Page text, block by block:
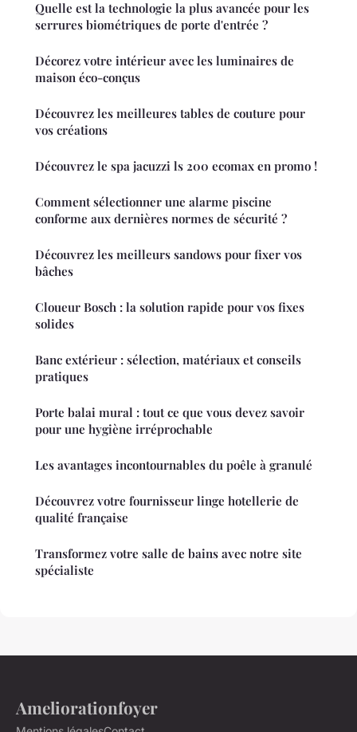
Quelle est la technologie la plus avancée pour les
serrures biométriques de porte d'entrée ?
Décorez votre intérieur avec les luminaires de
maison éco-conçus
Découvrez les meilleures tables de couture pour
vos créations
Découvrez le spa jacuzzi ls 200 ecomax en promo !
Comment sélectionner une alarme piscine
conforme aux dernières normes de sécurité ?
Découvrez les meilleurs sandows pour fixer vos
bâches
Cloueur Bosch : la solution rapide pour vos fixes
solides
Banc extérieur : sélection, matériaux et conseils
pratiques
Porte balai mural : tout ce que vous devez savoir
pour une hygiène irréprochable
Les avantages incontournables du poêle à granulé
Découvrez votre fournisseur linge hotellerie de
qualité française
Transformez votre salle de bains avec notre site
spécialiste
Ameliorationfoyer